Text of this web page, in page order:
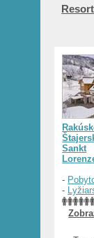
Sankt
-
-